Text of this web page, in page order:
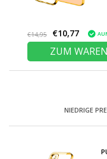
€14,95 €10,77
ZUM
NIEDRIGE